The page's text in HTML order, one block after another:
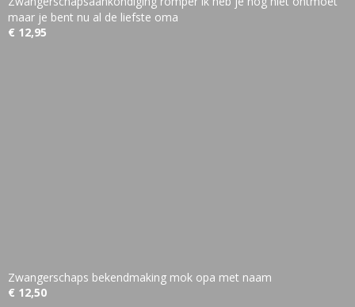
maar je bent nu al de liefste oma
€ 12,95
Zwangerschaps bekendmaking mok opa met naam
€ 12,50